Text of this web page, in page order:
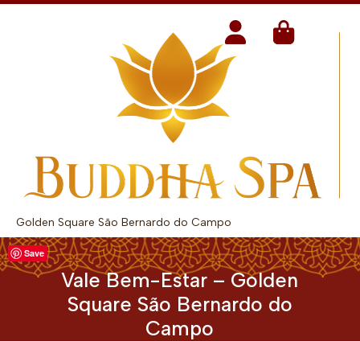
Golden Square São Bernardo do Campo
Vale Bem-Estar – Golden
Square São Bernardo do
Campo
Save